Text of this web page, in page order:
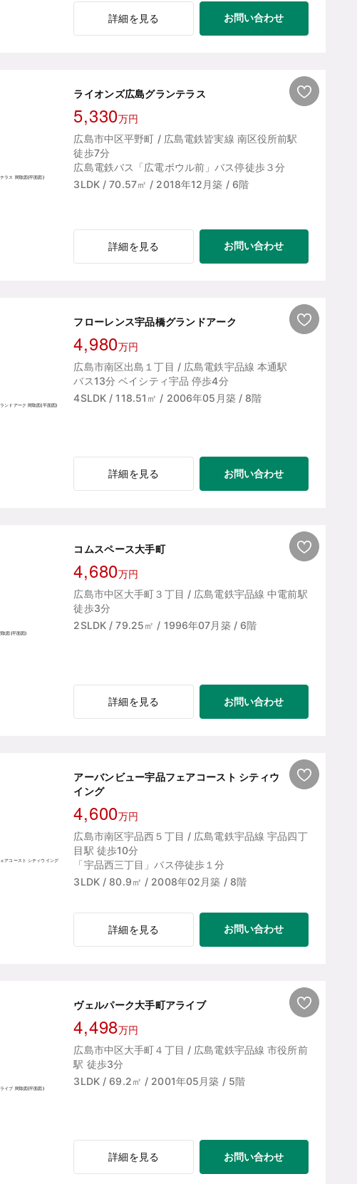
詳細を見る お問い合わせ
ライオンズ広島グランテラス
5,330万円
広島市中区平野町 / 広島電鉄皆実線 南区役所前駅
徒歩7分
広島電鉄バス「広電ボウル前」バス停徒歩３分
3LDK / 70.57㎡ / 2018年12月築 / 6階
詳細を見る お問い合わせ
フローレンス宇品橋グランドアーク
4,980万円
広島市南区出島１丁目 / 広島電鉄宇品線 本通駅
バス13分 ベイシティ宇品 停歩4分
4SLDK / 118.51㎡ / 2006年05月築 / 8階
詳細を見る お問い合わせ
コムスペース大手町
4,680万円
広島市中区大手町３丁目 / 広島電鉄宇品線 中電前駅
徒歩3分
2SLDK / 79.25㎡ / 1996年07月築 / 6階
詳細を見る お問い合わせ
アーバンビュー宇品フェアコースト シティウ
イング
4,600万円
広島市南区宇品西５丁目 / 広島電鉄宇品線 宇品四丁
目駅 徒歩10分
「宇品西三丁目」バス停徒歩１分
3LDK / 80.9㎡ / 2008年02月築 / 8階
詳細を見る お問い合わせ
ヴェルパーク大手町アライブ
4,498万円
広島市中区大手町４丁目 / 広島電鉄宇品線 市役所前
駅 徒歩3分
3LDK / 69.2㎡ / 2001年05月築 / 5階
詳細を見る お問い合わせ